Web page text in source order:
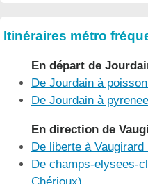
Itinéraires métro
En départ de
De Jourdain à
De Jourdain à
En direction de
De liberte à
De champs-elysees-